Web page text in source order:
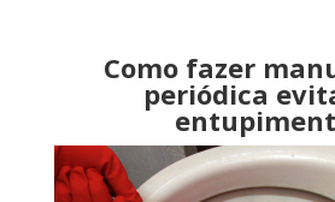
Como fazer
periódica